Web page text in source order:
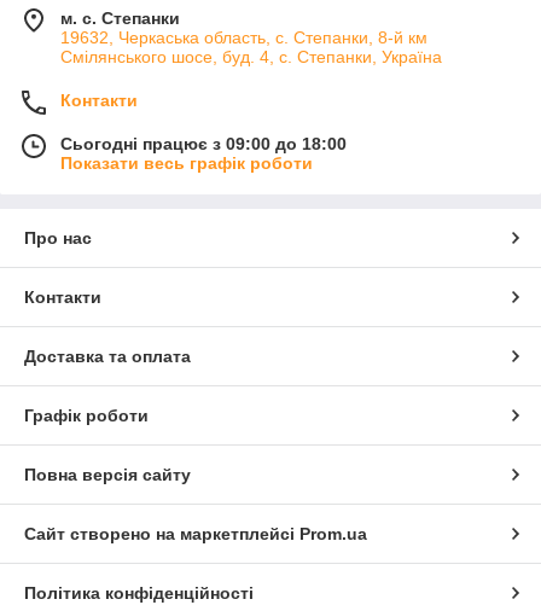
м. с. Степанки
19632, Черкаська область, с. Степанки, 8-й км
Смілянського шосе, буд. 4, с. Степанки, Україна
Контакти
Сьогодні працює з 09:00 до 18:00
Показати весь графік роботи
Про нас
Контакти
Доставка та оплата
Графік роботи
Повна версія сайту
Сайт створено на маркетплейсі Prom.ua
Політика конфіденційності